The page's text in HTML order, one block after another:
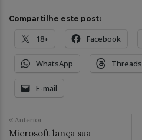
Compartilhe este post:
18+ Facebook
WhatsApp Threads
E-mail
Anterior
Microsoft lança sua